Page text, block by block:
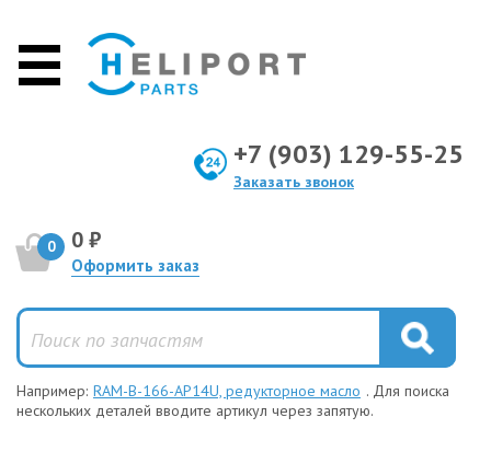
+7 (903) 129-55-25
Заказать звонок
0 0 ₽
Оформить заказ
Например: RAM-B-166-AP14U, редукторное масло . Для поиска
нескольких деталей вводите артикул через запятую.